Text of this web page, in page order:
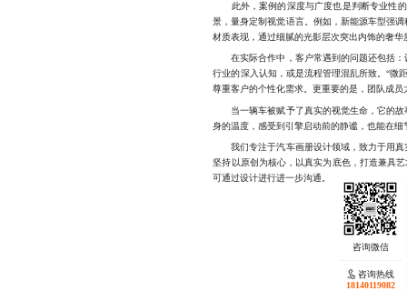
此外，案例的深度与广度也是判断专业性的
景，量身定制视觉语言。例如，新能源车型强
材质表现，通过细腻的光影层次突出内饰的奢
在实际合作中，客户常遇到的问题还包括：
行业的深入认知，或是流程管理混乱所致。“微
尊重客户的个性化需求。更重要的是，团队成
当一辆车被赋予了真实的视觉生命，它的故
身的温度，感受到引擎启动前的静谧，也能在
我们专注于汽车画册设计领域，致力于用真
坚持以原创为核心，以真实为底色，打造兼具
可通过设计进行进一步沟通。
咨询热线
18140119082